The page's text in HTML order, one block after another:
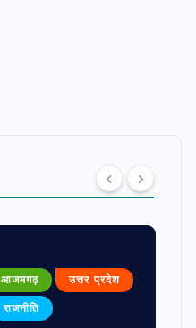
आजमगढ़ उत्तर प्रदेश
राजनीति